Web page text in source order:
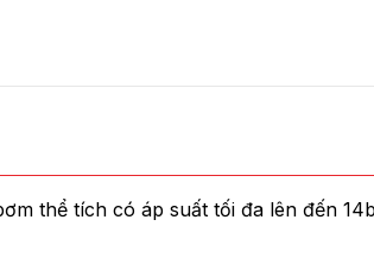
thể tích có áp suất tối đa lên đến